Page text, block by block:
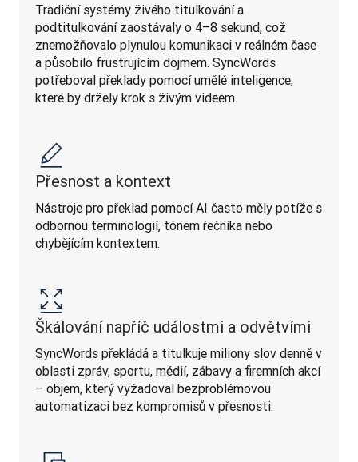
Tradiční systémy živého titulkování a
podtitulkování zaostávaly o 4–8 sekund, což
znemožňovalo plynulou komunikaci v reálném čase
a působilo frustrujícím dojmem. SyncWords
potřeboval překlady pomocí umělé inteligence,
které by držely krok s živým videem.
Přesnost a kontext
Nástroje pro překlad pomocí AI často měly potíže s
odbornou terminologií, tónem řečníka nebo
chybějícím kontextem.
Škálování napříč událostmi a odvětvími
SyncWords překládá a titulkuje miliony slov denně v
oblasti zpráv, sportu, médií, zábavy a firemních akcí
– objem, který vyžadoval bezproblémovou
automatizaci bez kompromisů v přesnosti.